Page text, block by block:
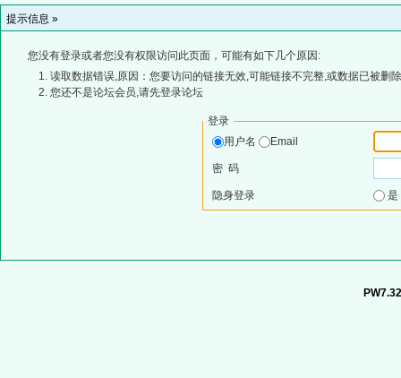
提示信息 »
您没有登录或者您没有权限访问此页面，可能有如下几个原因:
读取数据错误,原因：您要访问的链接无效,可能链接不完整,或数据已被删
您还不是论坛会员,请先登录论坛
登录
用户名
Email
密 码
隐身登录